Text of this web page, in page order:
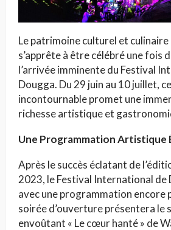
Le patrimoine culturel et culinaire
s’apprête à être célébré une fois
l’arrivée imminente du Festival
Dougga. Du 29 juin au 10 juillet,
incontournable promet une
richesse artistique et
Une Programmation Artistique
Après le succès éclatant de
2023, le Festival International de
avec une programmation encore
soirée d’ouverture présentera le
envoûtant « Le cœur hanté » de